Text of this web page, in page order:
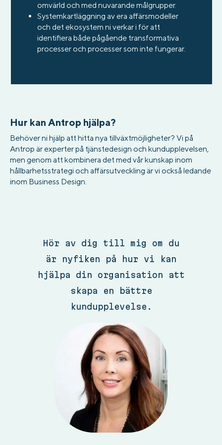
omvärld och med nuvarande målgrupper.
Systemkartläggning av era affärsmodeller
och det ekosystem ni verkar i för att
identifiera både pågående transformativa
processer och processer som inte fungerar.
Hur kan Antrop hjälpa?
Behöver ni hjälp att hitta nya tillväxtmöjligheter? Vi på
Antrop är experter på tjänstedesign och kundupplevelsen,
men genom att kombinera det med vår kunskap inom
hållbarhetsstrategi och affärsutveckling är vi också ledande
inom Business Design.
Hör av dig till mig om du
är nyfiken på hur vi kan
hjälpa din organisation att
skapa en bättre
kundupplevelse.